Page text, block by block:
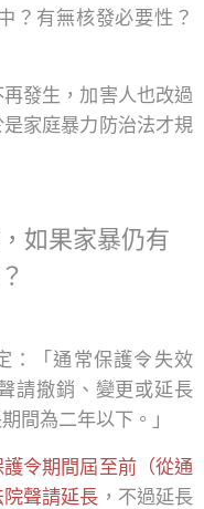
？有無核發必要性？
發生，加害人也改過
家庭暴力防治法才規
如果家暴仍有
：「通常保護令失效
請撤銷、變更或延長
間為二年以下。」
令期間屆至前（從通
聲請延長 ，不過延長